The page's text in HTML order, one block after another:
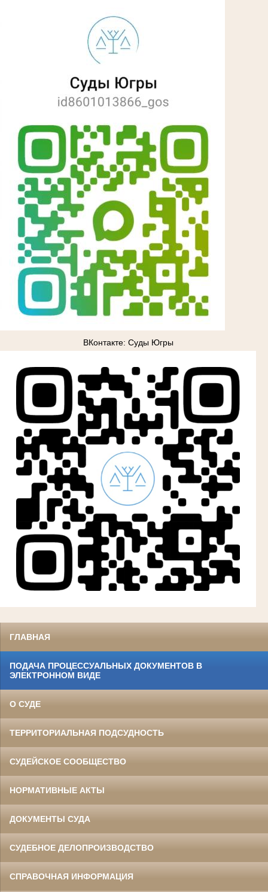
ВКонтакте: Суды Югры
ГЛАВНАЯ
ПОДАЧА ПРОЦЕССУАЛЬНЫХ ДОКУМЕНТОВ В
ЭЛЕКТРОННОМ ВИДЕ
О СУДЕ
ТЕРРИТОРИАЛЬНАЯ ПОДСУДНОСТЬ
СУДЕЙСКОЕ СООБЩЕСТВО
НОРМАТИВНЫЕ АКТЫ
ДОКУМЕНТЫ СУДА
СУДЕБНОЕ ДЕЛОПРОИЗВОДСТВО
СПРАВОЧНАЯ ИНФОРМАЦИЯ